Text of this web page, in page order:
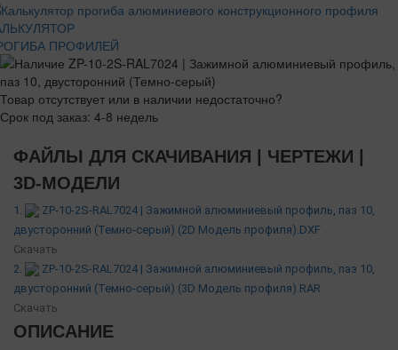
ПРОФИЛЕЙ
Товар отсутствует или в наличии недостаточно?
Срок под заказ: 4-8 недель
ФАЙЛЫ ДЛЯ СКАЧИВАНИЯ | ЧЕРТЕЖИ |
3D-МОДЕЛИ
1.
ZP-10-2S-RAL7024 | Зажимной алюминиевый профиль, паз 10,
двусторонний (Темно-серый) (2D Модель профиля).DXF
Скачать
2.
ZP-10-2S-RAL7024 | Зажимной алюминиевый профиль, паз 10,
двусторонний (Темно-серый) (3D Модель профиля).RAR
Скачать
ОПИСАНИЕ